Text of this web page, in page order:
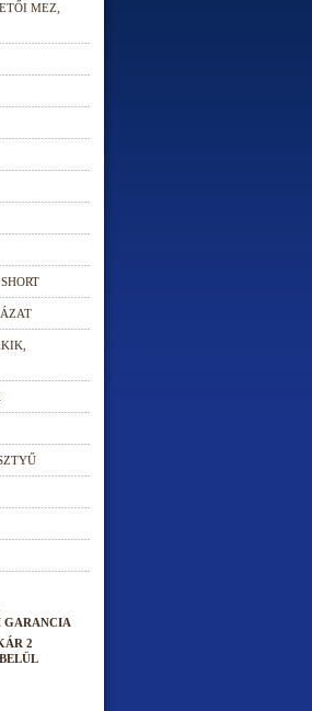
MEZ,
GARANCIA
2